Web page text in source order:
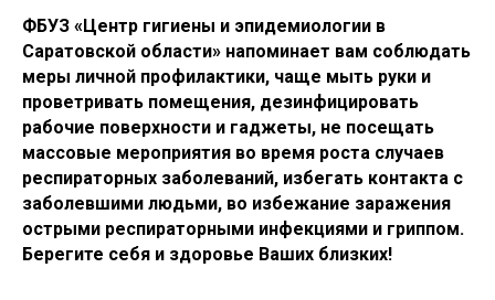
ФБУЗ «Центр гигиены и эпидемиологии в
Саратовской области» напоминает вам соблюдать
меры личной профилактики, чаще мыть руки и
проветривать помещения, дезинфицировать
рабочие поверхности и гаджеты, не посещать
массовые мероприятия во время роста случаев
респираторных заболеваний, избегать контакта с
заболевшими людьми, во избежание заражения
острыми респираторными инфекциями и гриппом.
Берегите себя и здоровье Ваших близких!